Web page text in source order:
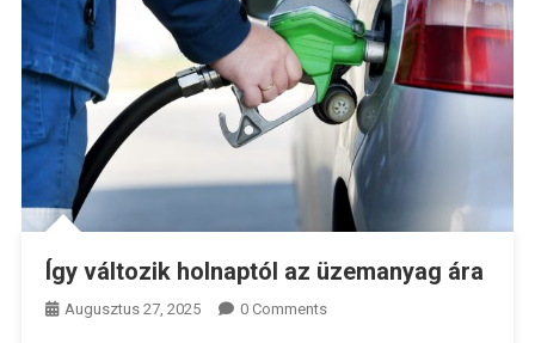
Így változik holnaptól az üzemanyag ára
Augusztus 27, 2025 0 Comments